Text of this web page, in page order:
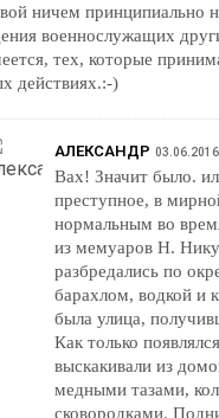
ничем принципиально
военнослужащих
тех, которые
действиях.:-)
АЛЕКСАНДР 03.06.2016
Вах! Значит было.
преступное, в мирной
нормальным во
из мемуаров Н.
разбредались по
барахлом, водкой и
была улица,
Как только появлялся там рус-
выскакивали из домов с трещотками,
медными тазами,
сковородками. Поднимался